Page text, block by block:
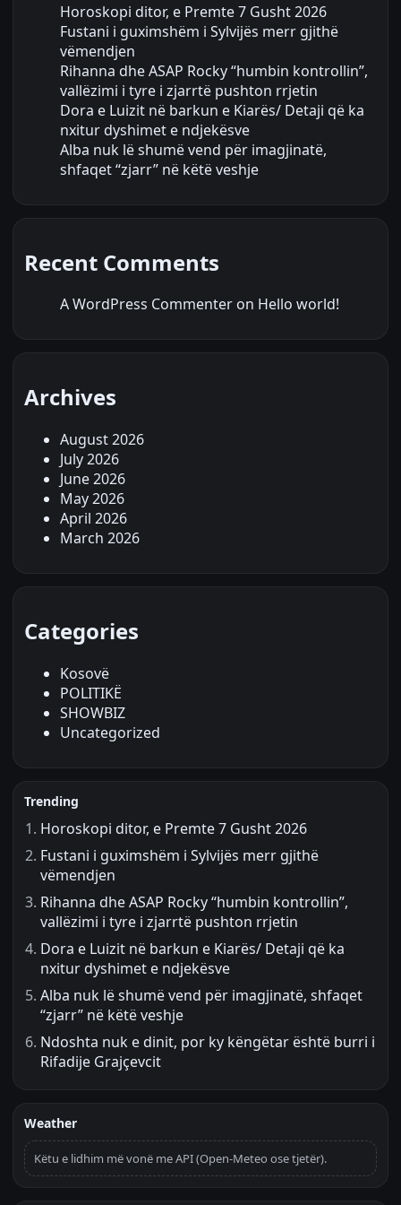
Horoskopi ditor, e Premte 7 Gusht 2026
Fustani i guximshëm i Sylvijës merr gjithë
vëmendjen
Rihanna dhe ASAP Rocky “humbin kontrollin”,
vallëzimi i tyre i zjarrtë pushton rrjetin
Dora e Luizit në barkun e Kiarës/ Detaji që ka
nxitur dyshimet e ndjekësve
Alba nuk lë shumë vend për imagjinatë,
shfaqet “zjarr” në këtë veshje
Recent Comments
A WordPress Commenter on Hello world!
Archives
August 2026
July 2026
June 2026
May 2026
April 2026
March 2026
Categories
Kosovë
POLITIKË
SHOWBIZ
Uncategorized
Trending
Horoskopi ditor, e Premte 7 Gusht 2026
Fustani i guximshëm i Sylvijës merr gjithë
vëmendjen
Rihanna dhe ASAP Rocky “humbin kontrollin”,
vallëzimi i tyre i zjarrtë pushton rrjetin
Dora e Luizit në barkun e Kiarës/ Detaji që ka
nxitur dyshimet e ndjekësve
Alba nuk lë shumë vend për imagjinatë, shfaqet
“zjarr” në këtë veshje
Ndoshta nuk e dinit, por ky këngëtar është burri i
Rifadije Grajçevcit
Weather
Këtu e lidhim më vonë me API (Open-Meteo ose tjetër).